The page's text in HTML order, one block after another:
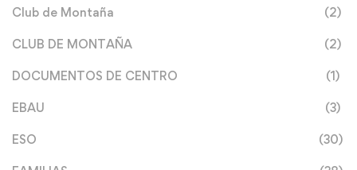
Club de Montaña (2)
CLUB DE MONTAÑA (2)
DOCUMENTOS DE CENTRO (1)
EBAU (3)
ESO (30)